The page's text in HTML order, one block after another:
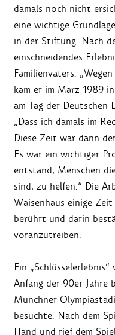
damals noch nicht
eine wichtige
in der Stiftung. Nach
einschneidendes
Familienvaters.
kam er im März 1989
am Tag der Deutschen
„Dass ich damals im
Diese Zeit war dann
Es war ein wichtiger
entstand, Menschen
sind, zu helfen.“ Die
Waisenhaus einige
berührt und darin
voranzutreiben.
Ein
Anfang der 90er Jahre
Münchner
besuchte. Nach dem
Hand und rief dem